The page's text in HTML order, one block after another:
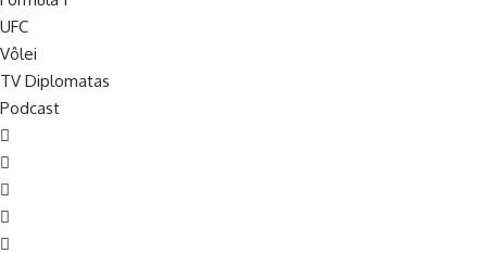
UFC
Vôlei
TV Diplomatas
Podcast